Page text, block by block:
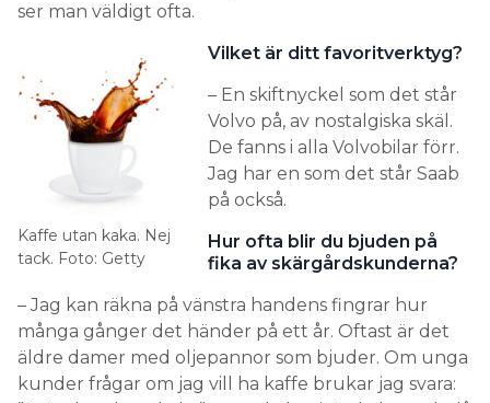
ser man väldigt ofta.
Kaffe utan kaka. Nej
tack. Foto: Getty
Vilket är ditt favoritverktyg?
– En skiftnyckel som det står
Volvo på, av nostalgiska skäl.
De fanns i alla Volvobilar förr.
Jag har en som det står Saab
på också.
Hur ofta blir du bjuden på
fika av skärgårdskunderna?
– Jag kan räkna på vänstra handens fingrar hur
många gånger det händer på ett år. Oftast är det
äldre damer med oljepannor som bjuder. Om unga
kunder frågar om jag vill ha kaffe brukar jag svara: